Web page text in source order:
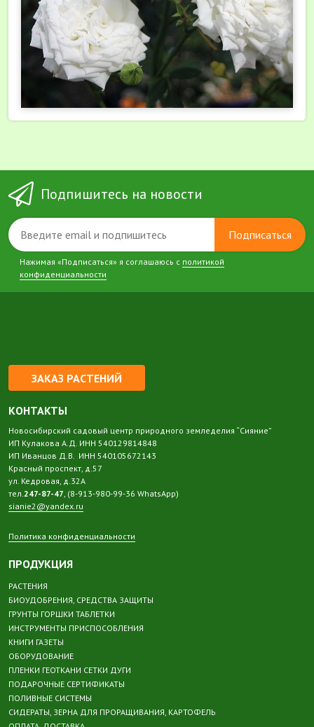
Подпишитесь на новости
Подписаться
Нажимая «Подписаться» я соглашаюсь с политикой
конфиденциальности
ЗАКАЗ РАСТЕНИЙ
КОНТАКТЫ
Новосибирский садовый центр природного земледелия “Сияние”
ИП Кулакова А.Д. ИНН 540129814848
ИП Иванцов Д.В. ИНН 540105672143
Красный проспект, д.57
ул. Кедровая, д.32А
тел.247-87-47, (8-913-980-99-36 WhatsApp)
sianie2@yandex.ru
Политика конфиденциальности
ПРОДУКЦИЯ
РАСТЕНИЯ
БИОУДОБРЕНИЯ, СРЕДСТВА ЗАЩИТЫ
ГРУНТЫ ГОРШКИ ТАБЛЕТКИ
ИНСТРУМЕНТЫ ПРИСПОСОБЛЕНИЯ
КНИГИ ГАЗЕТЫ
ОБОРУДОВАНИЕ
ПЛЕНКИ ГЕОТКАНИ СЕТКИ ДУГИ
ПОДАРОЧНЫЕ СЕРТИФИКАТЫ
ПОЛИВНЫЕ СИСТЕМЫ
СИДЕРАТЫ, ЗЕРНА ДЛЯ ПРОРАЩИВАНИЯ, КАРТОФЕЛЬ